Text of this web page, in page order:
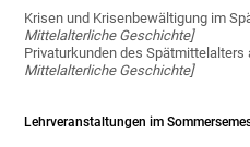
Krisen und Krisenbewältigung im
Mittelalterliche Geschichte]
Privaturkunden des Spätmittelalters
Mittelalterliche Geschichte]
Lehrveranstaltungen im